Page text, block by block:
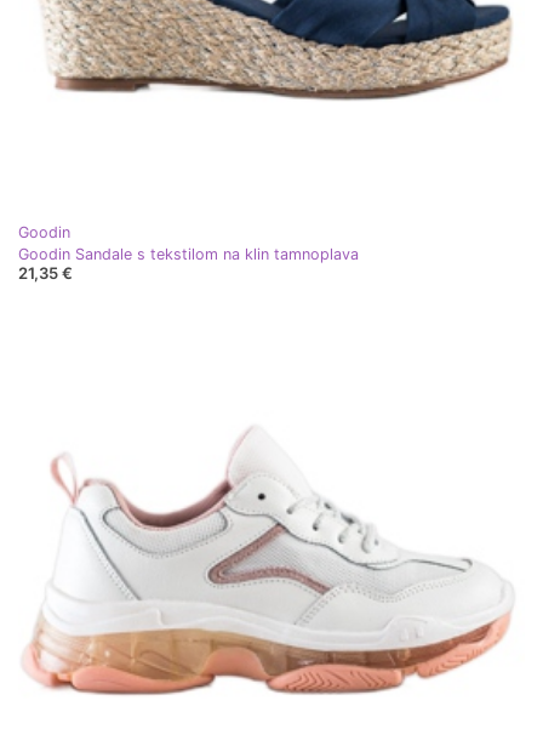
Goodin
Goodin Sandale s tekstilom na klin tamnoplava
21,35 €